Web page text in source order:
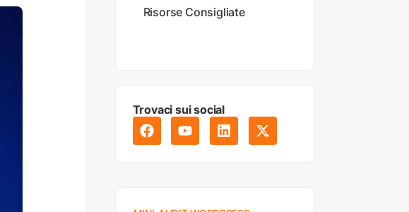
Risorse Consigliate
Trovaci sui social